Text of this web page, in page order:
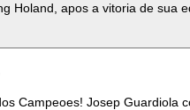
Holand, apos a vitoria de
Campeoes! Josep